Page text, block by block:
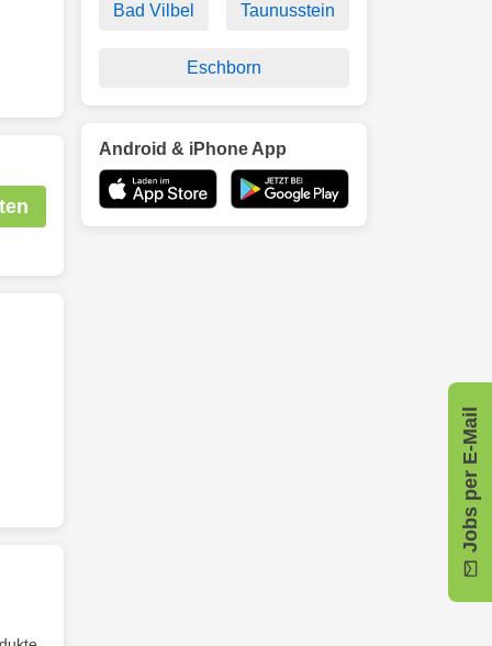
Jobs per E-Mail
Bad Vilbel Taunusstein
Eschborn
Android & iPhone App